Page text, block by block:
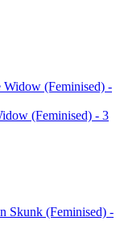
(Feminised) - 3